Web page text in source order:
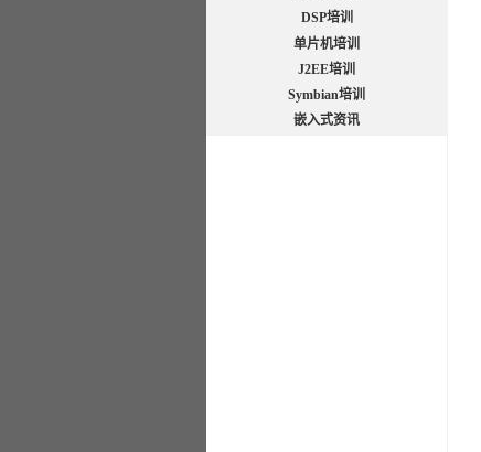
DSP培训
单片机培训
J2EE培训
Symbian培训
嵌入式资讯